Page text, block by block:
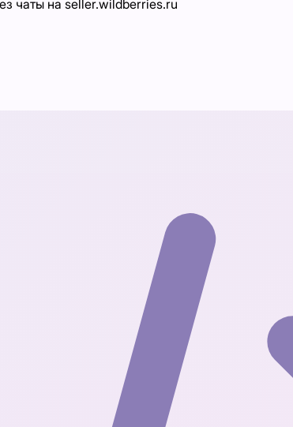
чаты на seller.wildberries.ru